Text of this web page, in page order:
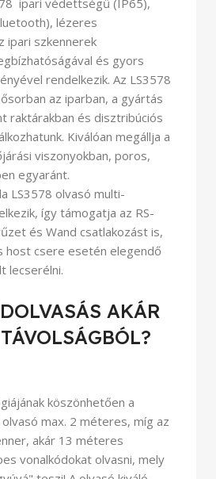
lézeres
ipari szkennerek
és gyors
rendelkezik. Az LS3578
az iparban, a gyártás
raktárakban és disztribúciós
Kiválóan megállja a
viszonyokban, poros,
egyaránt.
LS3578 olvasó multi-
így támogatja az RS-
és Wand csatlakozást is,
host csere esetén elegendő
lecserélni.
AKÁR
köszönhetően a
max. 2 méteres, míg az
akár 13 méteres
vonalkódokat olvasni, mely